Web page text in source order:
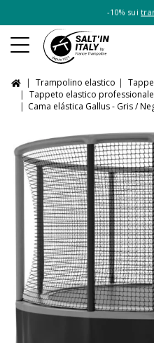
-10% sui
Trampolino elastico
Tappeto elastico professionale
Cama elástica Gallus - Gris /